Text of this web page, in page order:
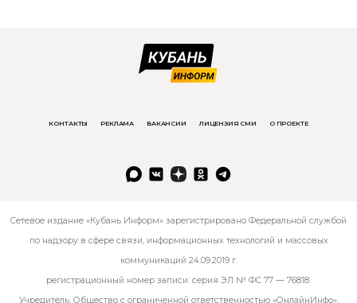
КОНТАКТЫ РЕКЛАМА ВАКАНСИИ ЛИЦЕНЗИЯ СМИ О ПРОЕКТЕ
Сетевое издание «Кубань Информ» зарегистрировано Федеральной службой
по надзору в сфере связи, информационных технологий и массовых
коммуникаций 24.09.2019 г.
регистрационный номер записи: серия ЭЛ № ФС 77 — 76818.
Учредитель: Общество с ограниченной ответственностью «ОнлайнИнфо».